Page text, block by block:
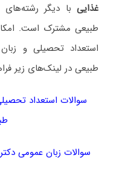
غذاییبا دیگر رشته‌های
طبیعی مشترک است.
استعداد تحصیلی و
طبیعی در لینک‌های زیر
سوالات استعداد
سوالات زبان عمومی